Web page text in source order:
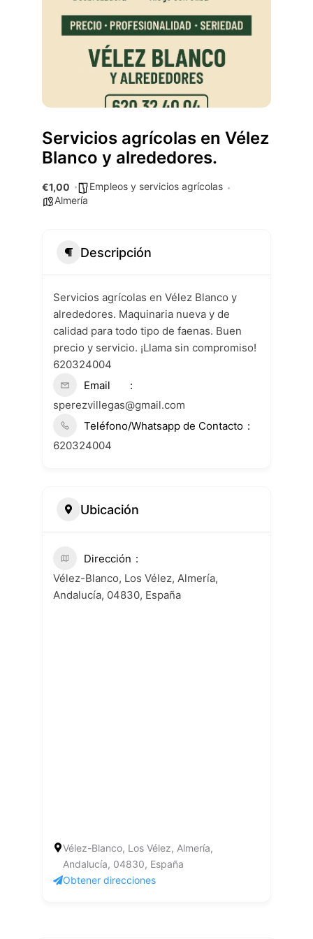
Servicios agrícolas en Vélez
Blanco y alrededores.
€1,00
Empleos y servicios agrícolas
Almería
Descripción
Servicios agrícolas en Vélez Blanco y
alrededores. Maquinaria nueva y de
calidad para todo tipo de faenas. Buen
precio y servicio. ¡Llama sin compromiso!
620324004
Email
sperezvillegas@gmail.com
Teléfono/Whatsapp de Contacto
620324004
Ubicación
Dirección
Vélez-Blanco, Los Vélez, Almería,
Andalucía, 04830, España
Vélez-Blanco, Los Vélez, Almería,
Andalucía, 04830, España
Obtener direcciones